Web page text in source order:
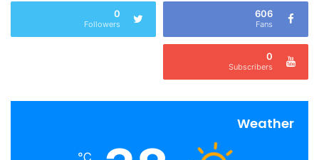
606
Fans
0
Followers
0
Subscribers
Weather
℃